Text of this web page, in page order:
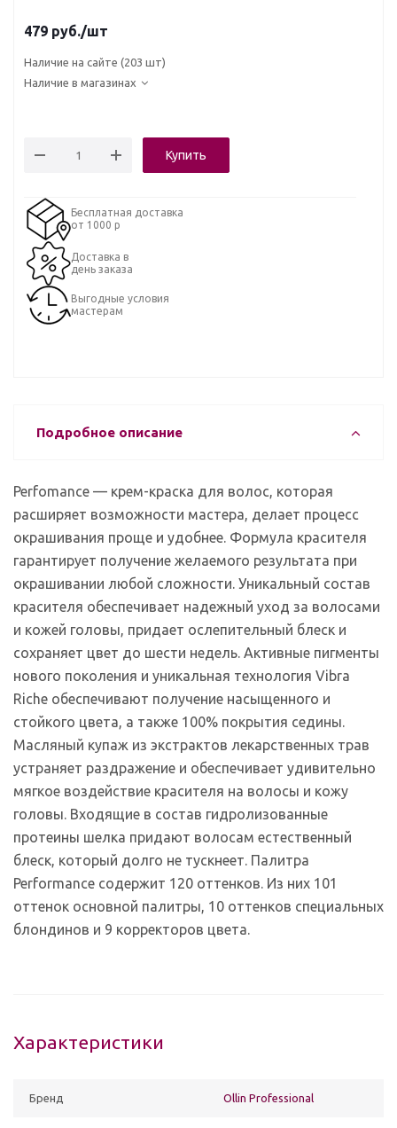
479 руб./шт
Наличие на сайте (203 шт)
Наличие в магазинах
Купить
Бесплатная доставка
от 1000 р
Доставка в
день заказа
Выгодные условия
мастерам
Подробное описание
Perfomance — крем-краска для волос, которая
расширяет возможности мастера, делает процесс
окрашивания проще и удобнее. Формула красителя
гарантирует получение желаемого результата при
окрашивании любой сложности. Уникальный состав
красителя обеспечивает надежный уход за волосами
и кожей головы, придает ослепительный блеск и
сохраняет цвет до шести недель. Активные пигменты
нового поколения и уникальная технология Vibra
Riche обеспечивают получение насыщенного и
стойкого цвета, а также 100% покрытия седины.
Масляный купаж из экстрактов лекарственных трав
устраняет раздражение и обеспечивает удивительно
мягкое воздействие красителя на волосы и кожу
головы. Входящие в состав гидролизованные
протеины шелка придают волосам естественный
блеск, который долго не тускнеет. Палитра
Performance содержит 120 оттенков. Из них 101
оттенок основной палитры, 10 оттенков специальных
блондинов и 9 корректоров цвета.
Характеристики
Бренд Ollin Professional